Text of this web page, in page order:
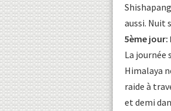
aussi. Nuit
5ème jour:
La journée
Himalaya
raide à
et demi